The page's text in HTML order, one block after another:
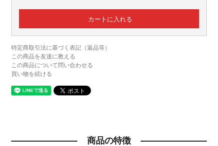
特定商取引法に基づく表記（返品等）
この商品を友達に教える
この商品について問い合わせる
買い物を続ける
商品の特徴